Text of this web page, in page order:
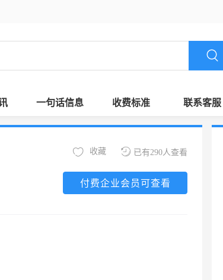
一句话信息 收费标准 联系客服
已有290人查看
收藏
付费企业会员可查看